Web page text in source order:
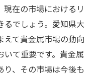
在の市場におけるリ
るでしょう。愛知県大
えて貴金属市場の動向
いて重要です。貴金属
、その市場は今後も